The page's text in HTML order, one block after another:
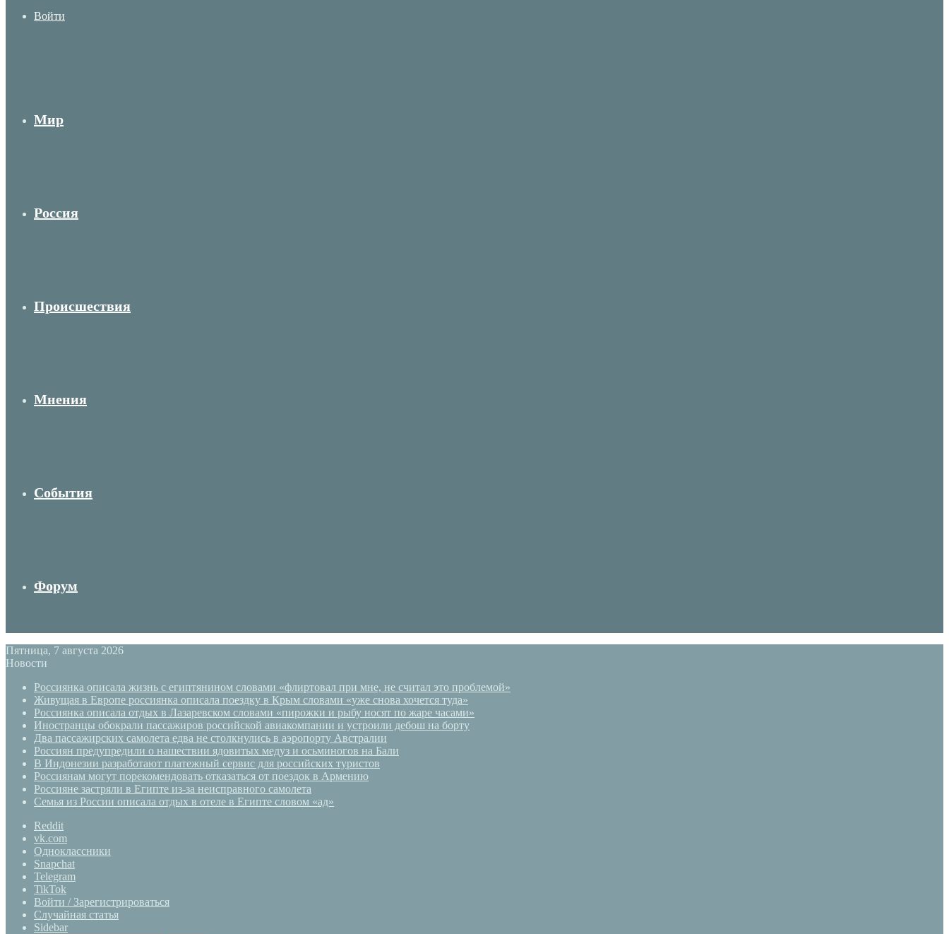
Войти
Мир
Россия
Происшествия
Мнения
События
Форум
Пятница, 7 августа 2026
Новости
Россиянка описала жизнь с египтянином словами «флиртовал при мне, не считал это проблемой»
Живущая в Европе россиянка описала поездку в Крым словами «уже снова хочется туда»
Россиянка описала отдых в Лазаревском словами «пирожки и рыбу носят по жаре часами»
Иностранцы обокрали пассажиров российской авиакомпании и устроили дебош на борту
Два пассажирских самолета едва не столкнулись в аэропорту Австралии
Россиян предупредили о нашествии ядовитых медуз и осьминогов на Бали
В Индонезии разработают платежный сервис для российских туристов
Россиянам могут порекомендовать отказаться от поездок в Армению
Россияне застряли в Египте из-за неисправного самолета
Семья из России описала отдых в отеле в Египте словом «ад»
Reddit
vk.com
Одноклассники
Snapchat
Telegram
TikTok
Войти / Зарегистрироваться
Случайная статья
Sidebar